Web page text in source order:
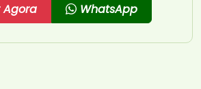
WhatsApp